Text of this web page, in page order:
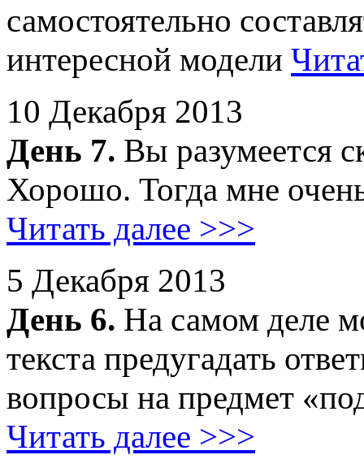
самостоятельно
интересной модели
10 Декабря 2013
День 7. Вы разумеется
Хорошо. Тогда мне
Читать далее >>>
5 Декабря 2013
День 6. На самом деле
текста предугадать
вопросы на предмет
Читать далее >>>